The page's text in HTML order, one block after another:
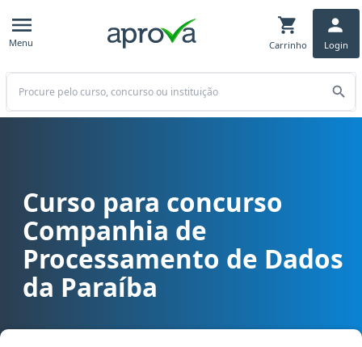
Menu Carrinho Login
Buscar
Curso para concurso CODATA (PB) - Companhia de
Curso para concurso
Companhia de
Processamento de Dados
da Paraíba